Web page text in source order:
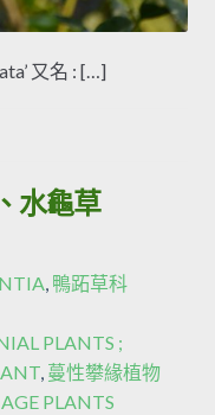
又名 : […]
水龜草
, 鴨跖草科
PLANTS ;
, 蔓性攀緣植物
PLANTS